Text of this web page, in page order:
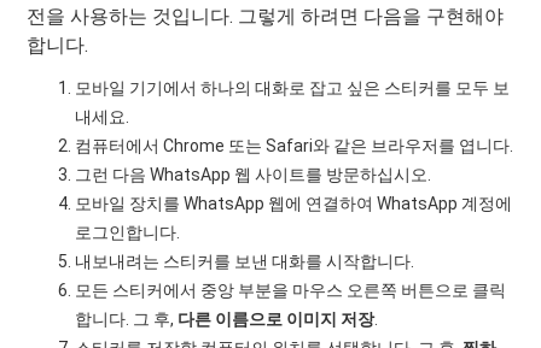
전을 사용하는 것입니다. 그렇게 하려면 다음을 구현해야
합니다.
모바일 기기에서 하나의 대화로 잡고 싶은 스티커를 모두 보
내세요.
컴퓨터에서 Chrome 또는 Safari와 같은 브라우저를 엽니다.
그런 다음 WhatsApp 웹 사이트를 방문하십시오.
모바일 장치를 WhatsApp 웹에 연결하여 WhatsApp 계정에
로그인합니다.
내보내려는 스티커를 보낸 대화를 시작합니다.
모든 스티커에서 중앙 부분을 마우스 오른쪽 버튼으로 클릭
합니다. 그 후, 다른 이름으로 이미지 저장.